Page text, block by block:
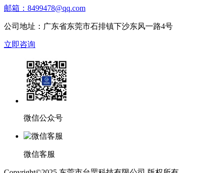
邮箱：8499478@qq.com
公司地址：广东省东莞市石排镇下沙东风一路4号
立即咨询
微信公众号
微信客服